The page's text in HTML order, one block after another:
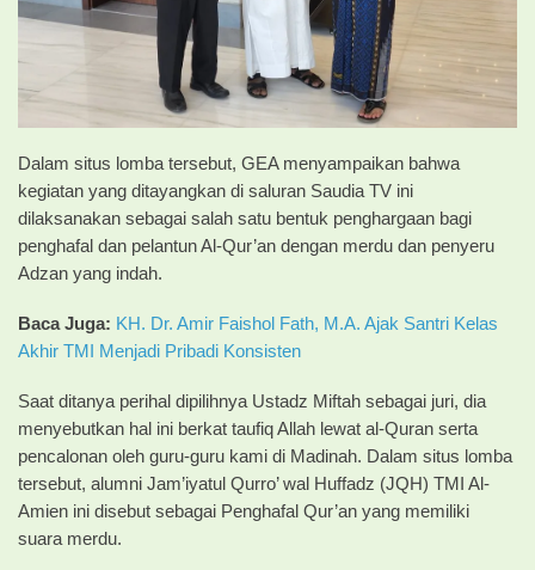
Dalam situs lomba tersebut, GEA menyampaikan bahwa
kegiatan yang ditayangkan di saluran Saudia TV ini
dilaksanakan sebagai salah satu bentuk penghargaan bagi
penghafal dan pelantun Al-Qur’an dengan merdu dan penyeru
Adzan yang indah.
Baca Juga: KH. Dr. Amir Faishol Fath, M.A. Ajak Santri Kelas
Akhir TMI Menjadi Pribadi Konsisten
Saat ditanya perihal dipilihnya Ustadz Miftah sebagai juri, dia
menyebutkan hal ini berkat taufiq Allah lewat al-Quran serta
pencalonan oleh guru-guru kami di Madinah. Dalam situs lomba
tersebut, alumni Jam’iyatul Qurro’ wal Huffadz (JQH) TMI Al-
Amien ini disebut sebagai Penghafal Qur’an yang memiliki
suara merdu.